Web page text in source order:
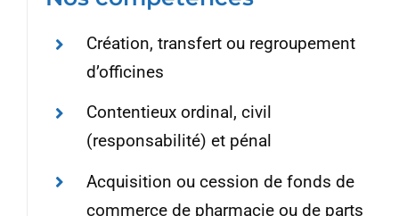
Création, transfert ou regroupement
d’officines
Contentieux ordinal, civil
(responsabilité) et pénal
Acquisition ou cession de fonds de
commerce de pharmacie ou de parts